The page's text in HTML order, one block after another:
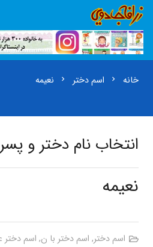
خانه chevron_right اسم دختر chevron_right نعیمه
انتخاب نام دختر و پسر
نعیمه
اسم دختر, اسم دختر با ن, اسم دختر